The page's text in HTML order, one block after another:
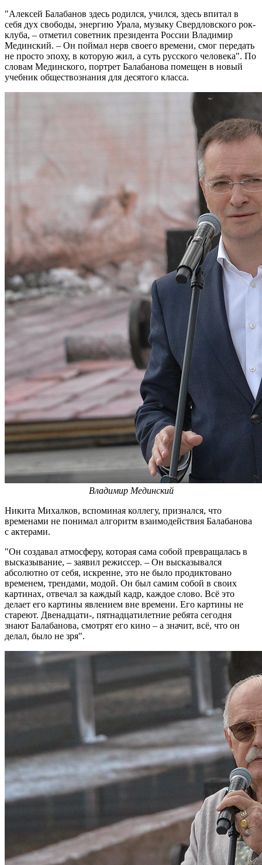
"Алексей Балабанов здесь родился, учился, здесь впитал в
себя дух свободы, энергию Урала, музыку Свердловского рок-
клуба, – отметил советник президента России Владимир
Мединский. – Он поймал нерв своего времени, смог передать
не просто эпоху, в которую жил, а суть русского человека". По
словам Мединского, портрет Балабанова помещен в новый
учебник обществознания для десятого класса.
Владимир Мединский
Никита Михалков, вспоминая коллегу, признался, что
временами не понимал алгоритм взаимодействия Балабанова
с актерами.
"Он создавал атмосферу, которая сама собой превращалась в
высказывание, – заявил режиссер. – Он высказывался
абсолютно от себя, искренне, это не было продиктовано
временем, трендами, модой. Он был самим собой в своих
картинах, отвечал за каждый кадр, каждое слово. Всё это
делает его картины явлением вне времени. Его картины не
стареют. Двенадцати-, пятнадцатилетние ребята сегодня
знают Балабанова, смотрят его кино – а значит, всё, что он
делал, было не зря".